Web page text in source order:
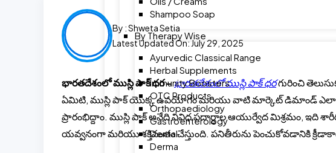
Shampoo Soap
By Therapy Wise
Ayurvedic Classical Range
Herbal Supplements
Immunity Boosters
OTC Products
Orthopaediology
Gastroenterology
Dental
Derma
By :Shweta Setia
Latest Updated On: July 29, 2025
భారతదేశంలో ముస్లి పాక్ ధర –భారతదేశంలో ముస్లి పాక్ ధరగురించి
ఏమిటి, ముస్లి పాక్ యొక్క ఉపయోగం మరియు వాటి మార్కెట్ డిమాండ్ ఎలా
ప్రారంభిద్దాం. ముస్లి పాక్ అనేది వివిధ పదార్ధాల ఆయుర్వేద మిశ్రమం, ఇది
యవ్వనంగా మరియు శక్తివంతం చేస్తుంది. పనితీరును పెంచుకోవడానికి